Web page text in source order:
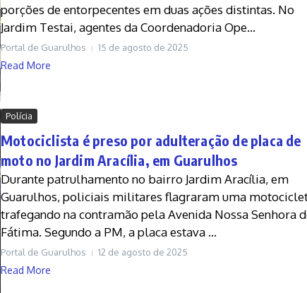
porções de entorpecentes em duas ações distintas. No
Jardim Testai, agentes da Coordenadoria Ope...
Portal de Guarulhos 15 de agosto de 2025
Read More
Polícia
Motociclista é preso por adulteração de placa de
moto no Jardim Aracília, em Guarulhos
Durante patrulhamento no bairro Jardim Aracília, em
Guarulhos, policiais militares flagraram uma
trafegando na contramão pela Avenida Nossa Senhora
Fátima. Segundo a PM, a placa estava ...
Portal de Guarulhos 12 de agosto de 2025
Read More